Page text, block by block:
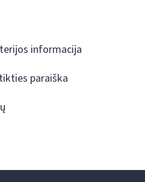
informacija
paraiška